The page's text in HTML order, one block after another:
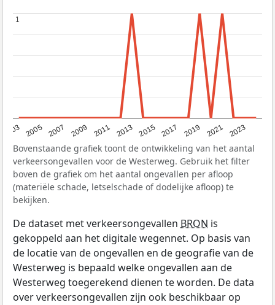
2003 2005 2007 2009 2011 2013 2015 2017 2019 2021 2023
1
1
Bovenstaande grafiek toont de ontwikkeling van het aantal
verkeersongevallen voor de Westerweg. Gebruik het filter
boven de grafiek om het aantal ongevallen per afloop
(materiële schade, letselschade of dodelijke afloop) te
bekijken.
De dataset met verkeersongevallen BRON is
gekoppeld aan het digitale wegennet. Op basis van
de locatie van de ongevallen en de geografie van de
Westerweg is bepaald welke ongevallen aan de
Westerweg toegerekend dienen te worden. De data
over verkeersongevallen zijn ook beschikbaar op